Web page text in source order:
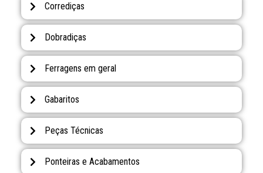
Corrediças
Dobradiças
Ferragens em geral
Gabaritos
Peças Técnicas
Ponteiras e Acabamentos